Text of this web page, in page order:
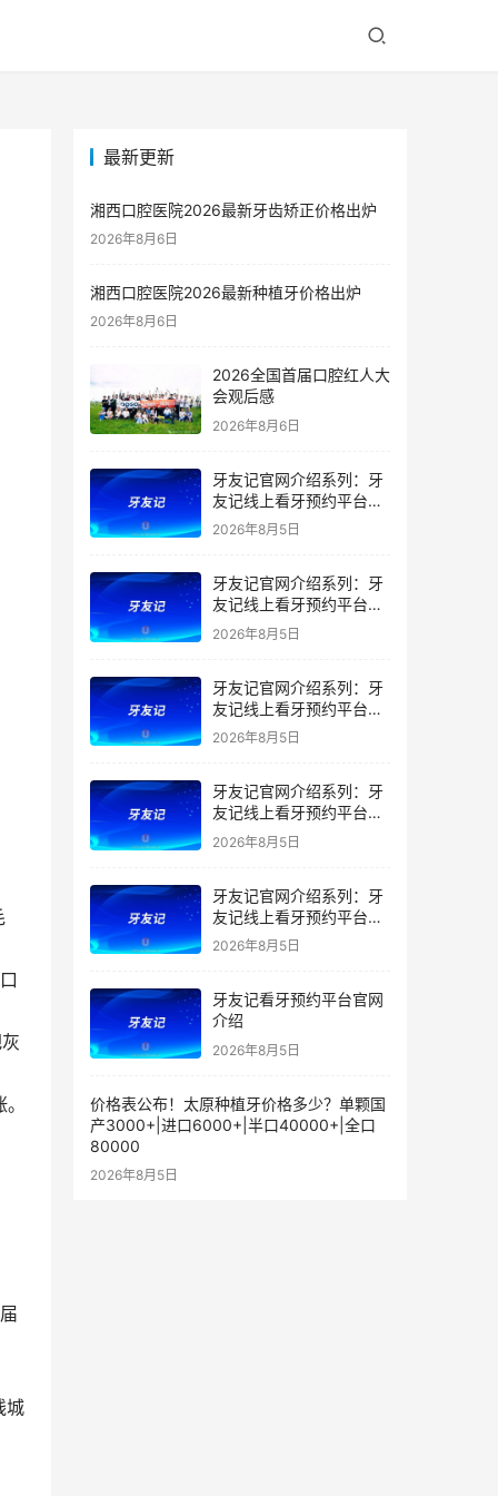
城
最新更新
湘西口腔医院2026最新牙齿矫正价格出炉
2026年8月6日
湘西口腔医院2026最新种植牙价格出炉
2026年8月6日
2026全国首届口腔红人大
会观后感
2026年8月6日
牙友记官网介绍系列：牙
友记线上看牙预约平台是
干什么的？靠谱吗？
2026年8月5日
牙友记官网介绍系列：牙
友记线上看牙预约平台让
看牙不再靠运气
2026年8月5日
牙友记官网介绍系列：牙
友记线上看牙预约平台打
破口腔行业专业壁垒新手
2026年8月5日
牙友记官网介绍系列：牙
友记线上看牙预约平台落
地同城就诊经验打破未知
2026年8月5日
牙友记官网介绍系列：牙
友记线上看牙预约平台的
优势在哪里？
2026年8月5日
牙友记看牙预约平台官网
介绍
2026年8月5日
价格表公布！太原种植牙价格多少？单颗国
产3000+|进口6000+|半口40000+|全口
80000
2026年8月5日